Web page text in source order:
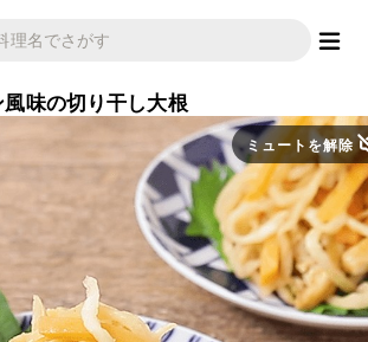
味の切り干し大根
ミュートを解除